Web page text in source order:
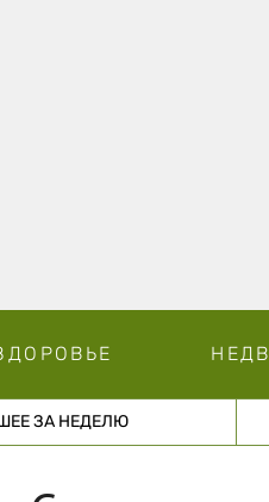
ЗА НЕДЕЛЮ